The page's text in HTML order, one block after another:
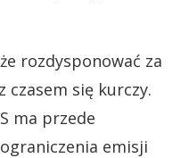
rozdysponować za
czasem się kurczy.
ma przede
emisji